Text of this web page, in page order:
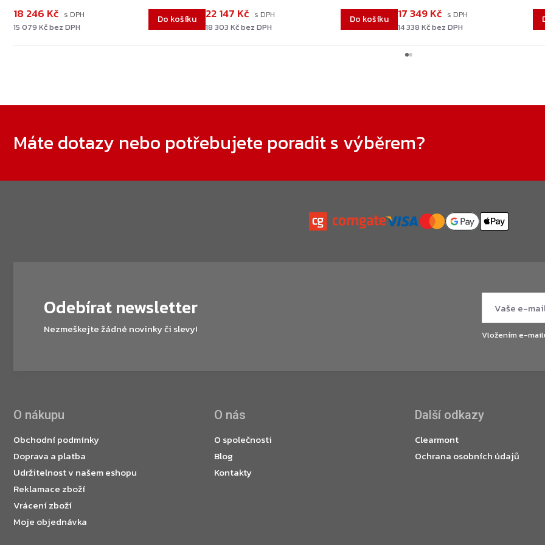
15 079 Kč bez DPH
18 246 Kč Do košíku
18 303 Kč bez DPH
22 147 Kč Do košíku
14 338 Kč bez DPH
17 349 Kč
Máte dotazy nebo potřebujete poradit s výběrem?
Odebírat newsletter
Nezmeškejte žádné novinky či slevy! Vložením e-
O nákupu
Obchodní podmínky
Doprava a platba
Udržitelnost v našem eshopu
Reklamace zboží
Vrácení zboží
Moje objednávka
O nás
O společnosti
Blog
Kontakty
Další odkazy
Clearmont
Ochrana osobních údajů